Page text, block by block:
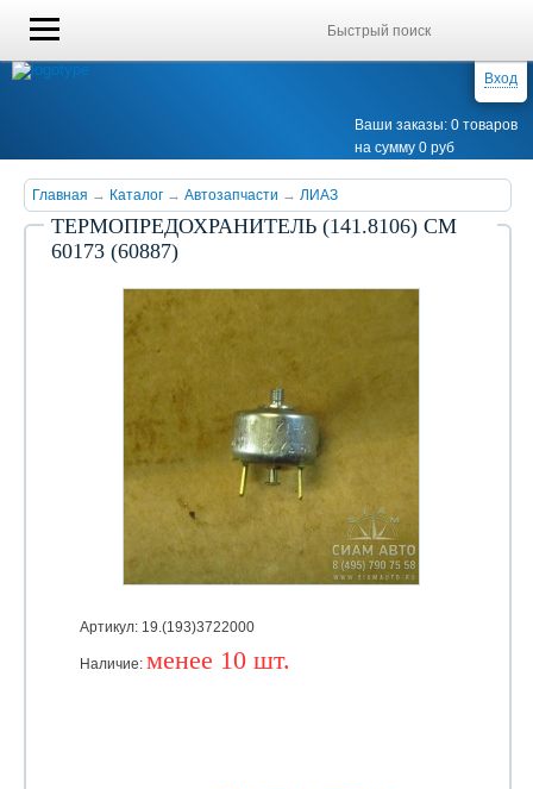
Вход
Ваши заказы: 0 товаров
на сумму 0 руб
Главная → Каталог → Автозапчасти → ЛИАЗ
ТЕРМОПРЕДОХРАНИТЕЛЬ (141.8106) СМ
60173 (60887)
Артикул: 19.(193)3722000
Наличие: менее 10 шт.